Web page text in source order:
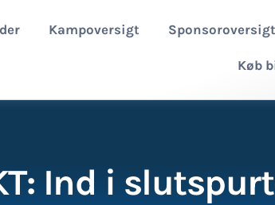
Kampoversigt Sponsoroversigt
Køb
Ind i